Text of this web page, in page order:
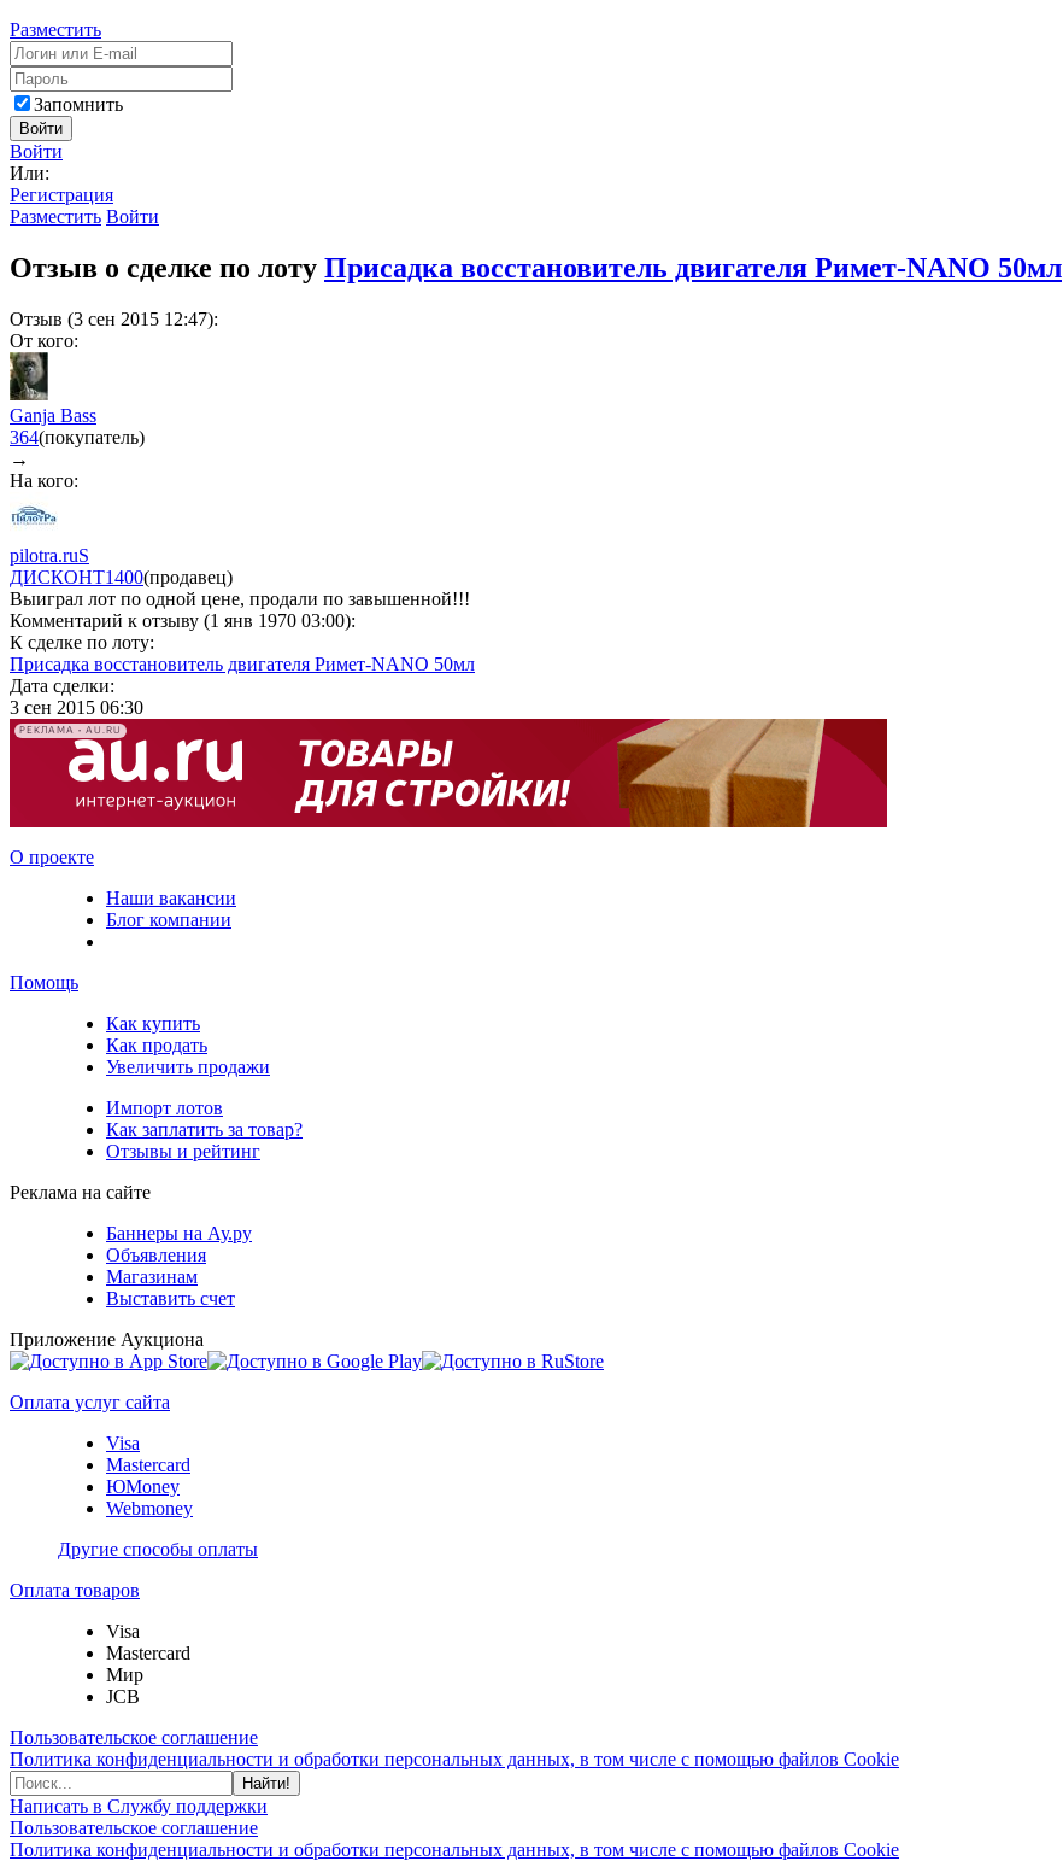
Разместить
Запомнить
Войти
Войти
Или:
Регистрация
Разместить Войти
Отзыв о сделке по лоту Присадка восстановитель двигателя Римет-NANO 50мл
Отзыв (3 сен 2015 12:47):
От кого:
Ganja Bass
364(покупатель)
→
На кого:
pilotra.ruS
ДИСКОНТ1400(продавец)
Выиграл лот по одной цене, продали по завышенной!!!
Комментарий к отзыву (1 янв 1970 03:00):
К сделке по лоту:
Присадка восстановитель двигателя Римет-NANO 50мл
Дата сделки:
3 сен 2015 06:30
РЕКЛАМА • AU.RU
О проекте
Наши вакансии
Блог компании
Помощь
Как купить
Как продать
Увеличить продажи
Импорт лотов
Как заплатить за товар?
Отзывы и рейтинг
Реклама на сайте
Баннеры на Ау.ру
Объявления
Магазинам
Выставить счет
Приложение Аукциона
Оплата услуг сайта
Visa
Mastercard
ЮMoney
Webmoney
Другие способы оплаты
Оплата товаров
Visa
Mastercard
Мир
JCB
Пользовательское соглашение
Политика конфиденциальности и обработки персональных данных, в том числе с помощью файлов Cookie
Найти!
Написать в Службу поддержки
Пользовательское соглашение
Политика конфиденциальности и обработки персональных данных, в том числе с помощью файлов Cookie